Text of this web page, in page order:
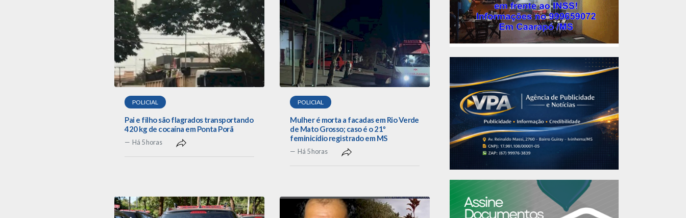
POLICIAL
Pai e filho são flagrados transportando
420 kg de cocaína em Ponta Porã
Há 5 horas
POLICIAL
Mulher é morta a facadas em Rio Verde
de Mato Grosso; caso é o 21º
feminicídio registrado em MS
Há 5 horas